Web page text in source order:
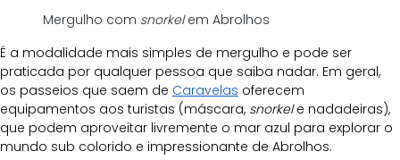
Mergulho com snorkel em Abrolhos
É a modalidade mais simples de mergulho e pode ser
praticada por qualquer pessoa que saiba nadar. Em geral,
os passeios que saem de Caravelas oferecem
equipamentos aos turistas (máscara, snorkel e nadadeiras),
que podem aproveitar livremente o mar azul para explorar o
mundo sub colorido e impressionante de Abrolhos.